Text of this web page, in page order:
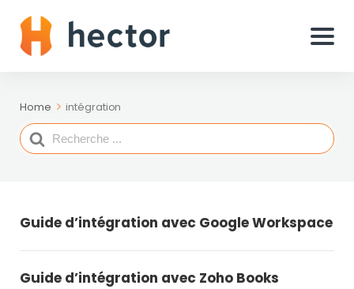
Home intégration
Search
For
Guide d’intégration avec Google Workspace
Guide d’intégration avec Zoho Books